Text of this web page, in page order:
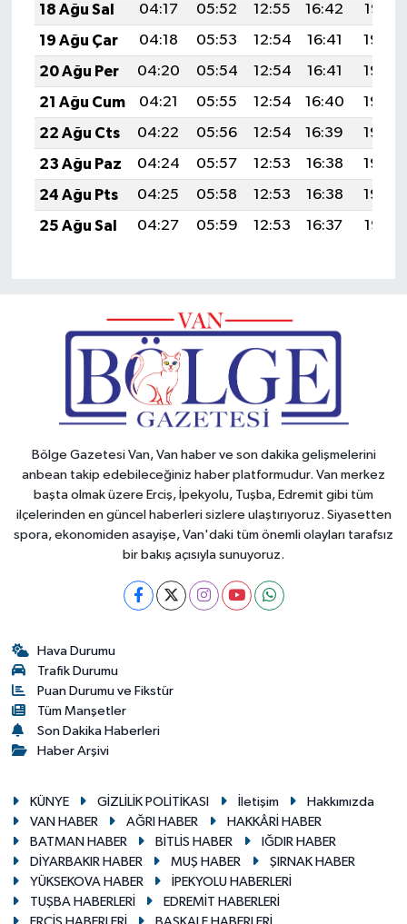
18 Ağu Sal
04:17 05:52 12:55 16:42
19:47
19 Ağu Çar
04:18 05:53 12:54 16:41
19:46
20 Ağu Per
04:20 05:54 12:54 16:41
19:44
21 Ağu Cum
04:21 05:55 12:54 16:40
19:43
22 Ağu Cts
04:22 05:56 12:54 16:39
19:42
23 Ağu Paz
04:24 05:57 12:53 16:38
19:40
24 Ağu Pts
04:25 05:58 12:53 16:38
19:39
25 Ağu Sal
04:27 05:59 12:53 16:37 19:37
Bölge Gazetesi Van, Van haber ve son dakika gelişmelerini
anbean takip edebileceğiniz haber platformudur. Van merkez
başta olmak üzere Erciş, İpekyolu, Tuşba, Edremit gibi tüm
ilçelerinden en güncel haberleri sizlere ulaştırıyoruz. Siyasetten
spora, ekonomiden asayişe, Van'daki tüm önemli olayları tarafsız
bir bakış açısıyla sunuyoruz.
Hava Durumu
Trafik Durumu
Puan Durumu ve Fikstür
Tüm Manşetler
Son Dakika Haberleri
Haber Arşivi
KÜNYE GİZLİLİK POLİTİKASI İletişim
Hakkımızda
VAN HABER
AĞRI HABER
HAKKÂRİ HABER
BATMAN HABER
BİTLİS HABER
IĞDIR HABER
DİYARBAKIR HABER
MUŞ HABER
ŞIRNAK HABER
YÜKSEKOVA HABER
İPEKYOLU HABERLERİ
TUŞBA HABERLERİ
EDREMİT HABERLERİ
ERÇİŞ HABERLERİ
BAŞKALE HABERLERİ